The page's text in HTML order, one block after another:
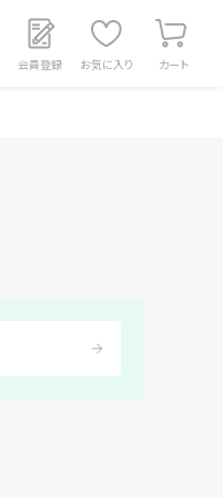
会員登録 お気に入り カート